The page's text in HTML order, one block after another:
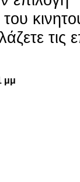
του
τις
μμ